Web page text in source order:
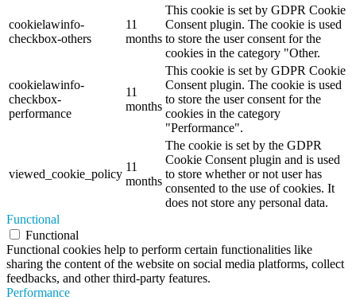
cookielawinfo-
checkbox-others
11
months
This cookie is set by GDPR Cookie
Consent plugin. The cookie is used
to store the user consent for the
cookies in the category "Other.
cookielawinfo-
checkbox-
performance
11
months
This cookie is set by GDPR Cookie
Consent plugin. The cookie is used
to store the user consent for the
cookies in the category
"Performance".
viewed_cookie_policy
11
months
The cookie is set by the GDPR
Cookie Consent plugin and is used
to store whether or not user has
consented to the use of cookies. It
does not store any personal data.
Functional
Functional
Functional cookies help to perform certain functionalities like
sharing the content of the website on social media platforms, collect
feedbacks, and other third-party features.
Performance